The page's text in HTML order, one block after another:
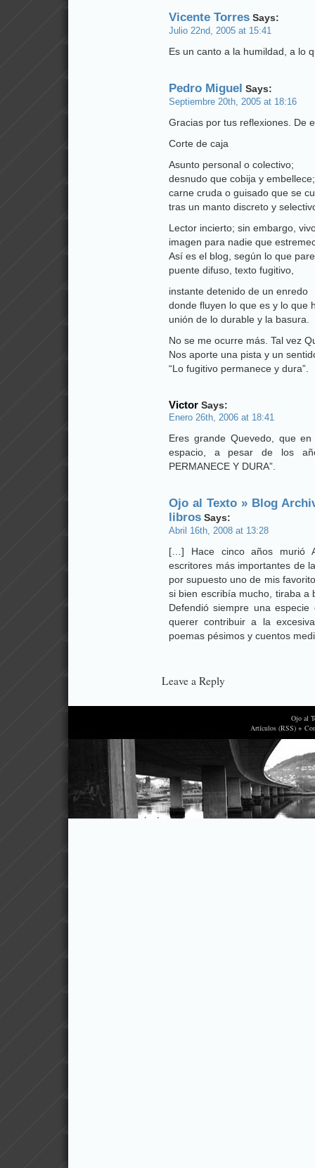
Vicente Torres Says:
Julio 22nd, 2005 at 15:41
Es un canto a la humildad, a lo
Pedro Miguel Says:
Septiembre 20th, 2005 at 18:16
Gracias por tus reflexiones. De
Corte de caja
Asunto personal o colectivo;
desnudo que cobija y embellece;
carne cruda o guisado que se
tras un manto discreto y
Lector incierto; sin embargo,
imagen para nadie que
Así es el blog, según lo que
puente difuso, texto fugitivo,
instante detenido de un enredo
donde fluyen lo que es y lo que
unión de lo durable y la basura.
No se me ocurre más. Tal vez
Nos aporte una pista y un
“Lo fugitivo permanece y dura”.
Victor Says:
Enero 26th, 2006 at 18:41
Eres grande Quevedo, que
espacio, a pesar de los
PERMANECE Y DURA”.
Ojo al Texto » Blog
libros Says:
Abril 16th, 2008 at 13:28
[…] Hace cinco años murió
escritores más importantes de
por supuesto uno de mis
si bien escribía mucho, tiraba a
Defendió siempre una
querer contribuir a la
poemas pésimos y cuentos
Leave a Reply
Ojo al
Artículos (RSS) +